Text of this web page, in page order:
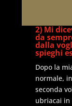
2) Mi
da
dalla
spieghi
Dopo la
normale,
seconda
ubriacai in